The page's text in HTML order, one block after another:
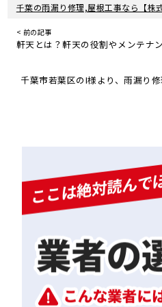
千葉の雨漏り修理,屋根工事なら【株
< 前の記事
軒天とは？軒天の役割やメンテナ
千葉市若葉区のI様より、雨漏り